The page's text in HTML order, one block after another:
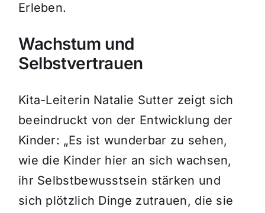
Erleben.
Wachstum und
Selbstvertrauen
Kita-Leiterin Natalie Sutter zeigt sich
beeindruckt von der Entwicklung der
Kinder: „Es ist wunderbar zu sehen,
wie die Kinder hier an sich wachsen,
ihr Selbstbewusstsein stärken und
sich plötzlich Dinge zutrauen, die sie